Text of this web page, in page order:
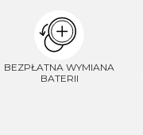
BEZPŁATNA WYMIANA
BATERII